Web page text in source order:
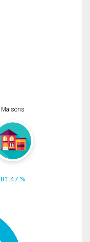
Maisons
81.47 %